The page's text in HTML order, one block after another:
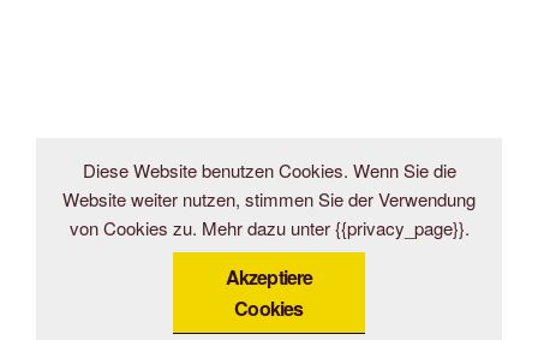
Diese Website benutzen Cookies. Wenn Sie die
Website weiter nutzen, stimmen Sie der Verwendung
von Cookies zu. Mehr dazu unter {{privacy_page}}.
Akzeptiere
Cookies